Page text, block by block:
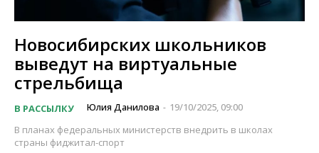
Новосибирских школьников
выведут на виртуальные
стрельбища
В РАССЫЛКУ Юлия Данилова - 19/10/2025, 09:00
В планах федеральных министерств внедрить в школах
страны фиджитал-спорт